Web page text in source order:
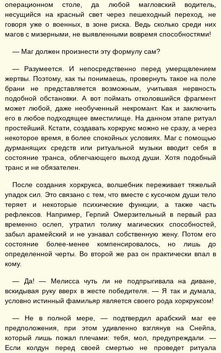
операционном столе, да любой магловский водитель,
несущийся на красный свет через пешеходный переход, не
говоря уже о военных, в зоне риска. Ведь сколько среди них
магов с мизерными, не выявленными вовремя способностями!
— Маг должен произнести эту формулу сам?
— Разумеется. И непосредственно перед умерщвлением
жертвы. Поэтому, как ты понимаешь, провернуть такое на поле
брани не представляется возможным, учитывая нервность
подобной обстановки. А вот поймать отколовшийся фрагмент
может любой, даже необученный некромант. Как и заключить
его в любое подходящее вместилище. На данном этапе ритуал
простейший. Кстати, создавать хоркрукс можно не сразу, а через
некоторое время, в более спокойных условиях. Маг с помощью
дурманящих средств или ритуальной музыки вводит себя в
состояние транса, облегчающего выход души. Хотя подобный
транс и не обязателен.
После создания хоркрукса, волшебник переживает тяжелый
упадок сил. Это связано с тем, что вместе с кусочком души тело
теряет и некоторые психические функции, а также часть
рефлексов. Например, Герпий Омерзительный в первый раз
временно ослеп, утратил толику магических способностей,
забыл арамейский и не узнавал собственную жену. Потом его
состояние более-менее компенсировалось, но лишь до
определенной черты. Во второй же раз он практически впал в
кому.
— Да! — Мелисса чуть ли не подпрыгивала на диване,
вскидывая руку вверх в жесте победителя. — Я так и думала,
условно истинный фамильяр является своего рода хоркруксом!
— Не в полной мере, — подтвердил арабский маг ее
предположения, при этом удивленно взглянув на Снейпа,
который лишь пожал плечами: тебя, мол, предупреждали. —
Если колдун перед своей смертью не проведет ритуала